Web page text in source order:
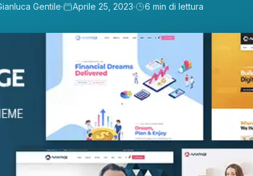
Gentile· Aprile 25, 2023· 6 min di lettura